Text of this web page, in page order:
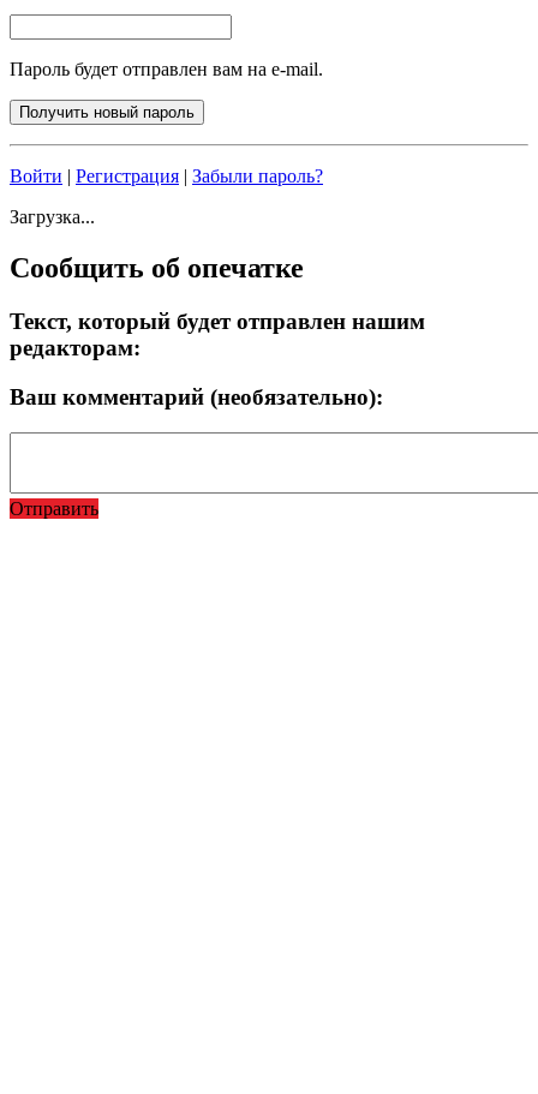
Пароль будет отправлен вам на e-mail.
Войти | Регистрация | Забыли пароль?
Загрузка...
Сообщить об опечатке
Текст, который будет отправлен нашим
редакторам:
Ваш комментарий (необязательно):
Отправить